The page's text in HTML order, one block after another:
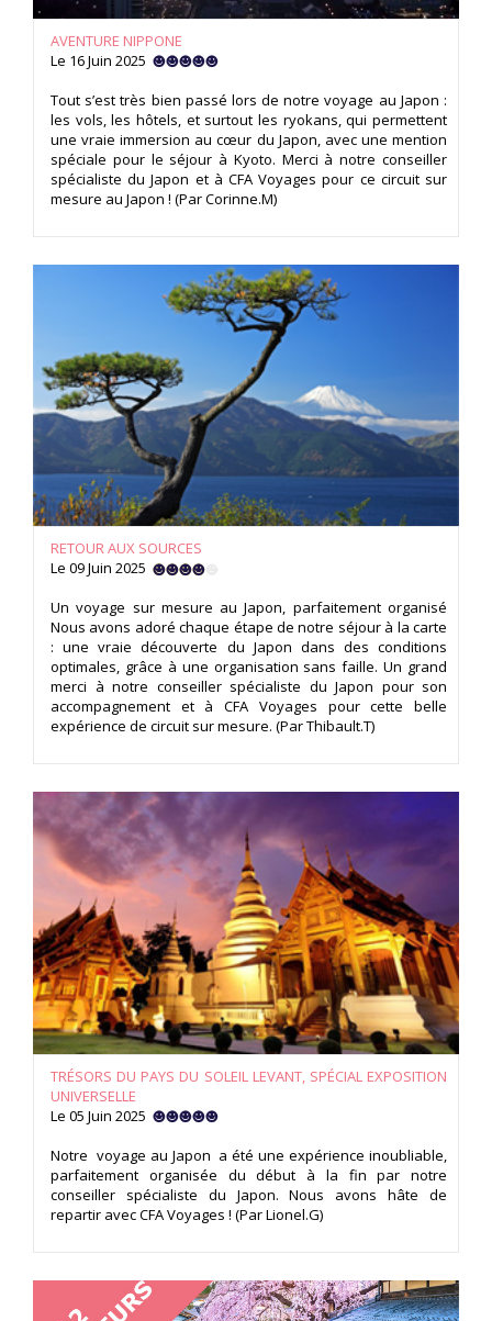
AVENTURE NIPPONE
Le 16 Juin 2025
Tout s’est très bien passé lors de notre voyage au Japon :
les vols, les hôtels, et surtout les ryokans, qui permettent
une vraie immersion au cœur du Japon, avec une mention
spéciale pour le séjour à Kyoto. Merci à notre conseiller
spécialiste du Japon et à CFA Voyages pour ce circuit sur
mesure au Japon ! (Par Corinne.M)
RETOUR AUX SOURCES
Le 09 Juin 2025
Un voyage sur mesure au Japon, parfaitement organisé
Nous avons adoré chaque étape de notre séjour à la carte
: une vraie découverte du Japon dans des conditions
optimales, grâce à une organisation sans faille. Un grand
merci à notre conseiller spécialiste du Japon pour son
accompagnement et à CFA Voyages pour cette belle
expérience de circuit sur mesure. (Par Thibault.T)
TRÉSORS DU PAYS DU SOLEIL LEVANT, SPÉCIAL EXPOSITION
UNIVERSELLE
Le 05 Juin 2025
Notre voyage au Japon a été une expérience inoubliable,
parfaitement organisée du début à la fin par notre
conseiller spécialiste du Japon. Nous avons hâte de
repartir avec CFA Voyages ! (Par Lionel.G)